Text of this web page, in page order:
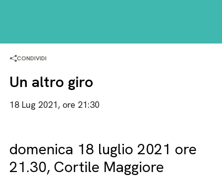
CONDIVIDI
Un altro giro
18 Lug 2021, ore 21:30
domenica 18 luglio 2021 ore
21.30, Cortile Maggiore